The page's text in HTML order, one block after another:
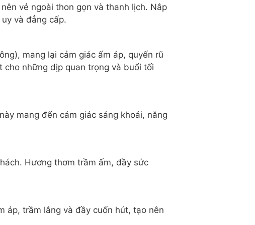
vẻ ngoài thon gọn và thanh lịch. Nắp
và đẳng cấp.
mang lại cảm giác ấm áp, quyến rũ
những dịp quan trọng và buổi tối
mang đến cảm giác sảng khoái, năng
Hương thơm trầm ấm, đầy sức
áp, trầm lắng và đầy cuốn hút, tạo nên